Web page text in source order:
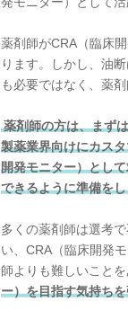
薬剤師がCRA（臨床
ります。しかし、油
も必要ではなく、薬
薬剤師の方は、まず
製薬業界向けにカス
開発モニター）とし
できるように準備を
多くの薬剤師は選考
い、CRA（臨床開発
師よりも難しいこと
ー）を目指す気持ち